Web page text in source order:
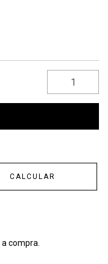
CALCULAR
compra.